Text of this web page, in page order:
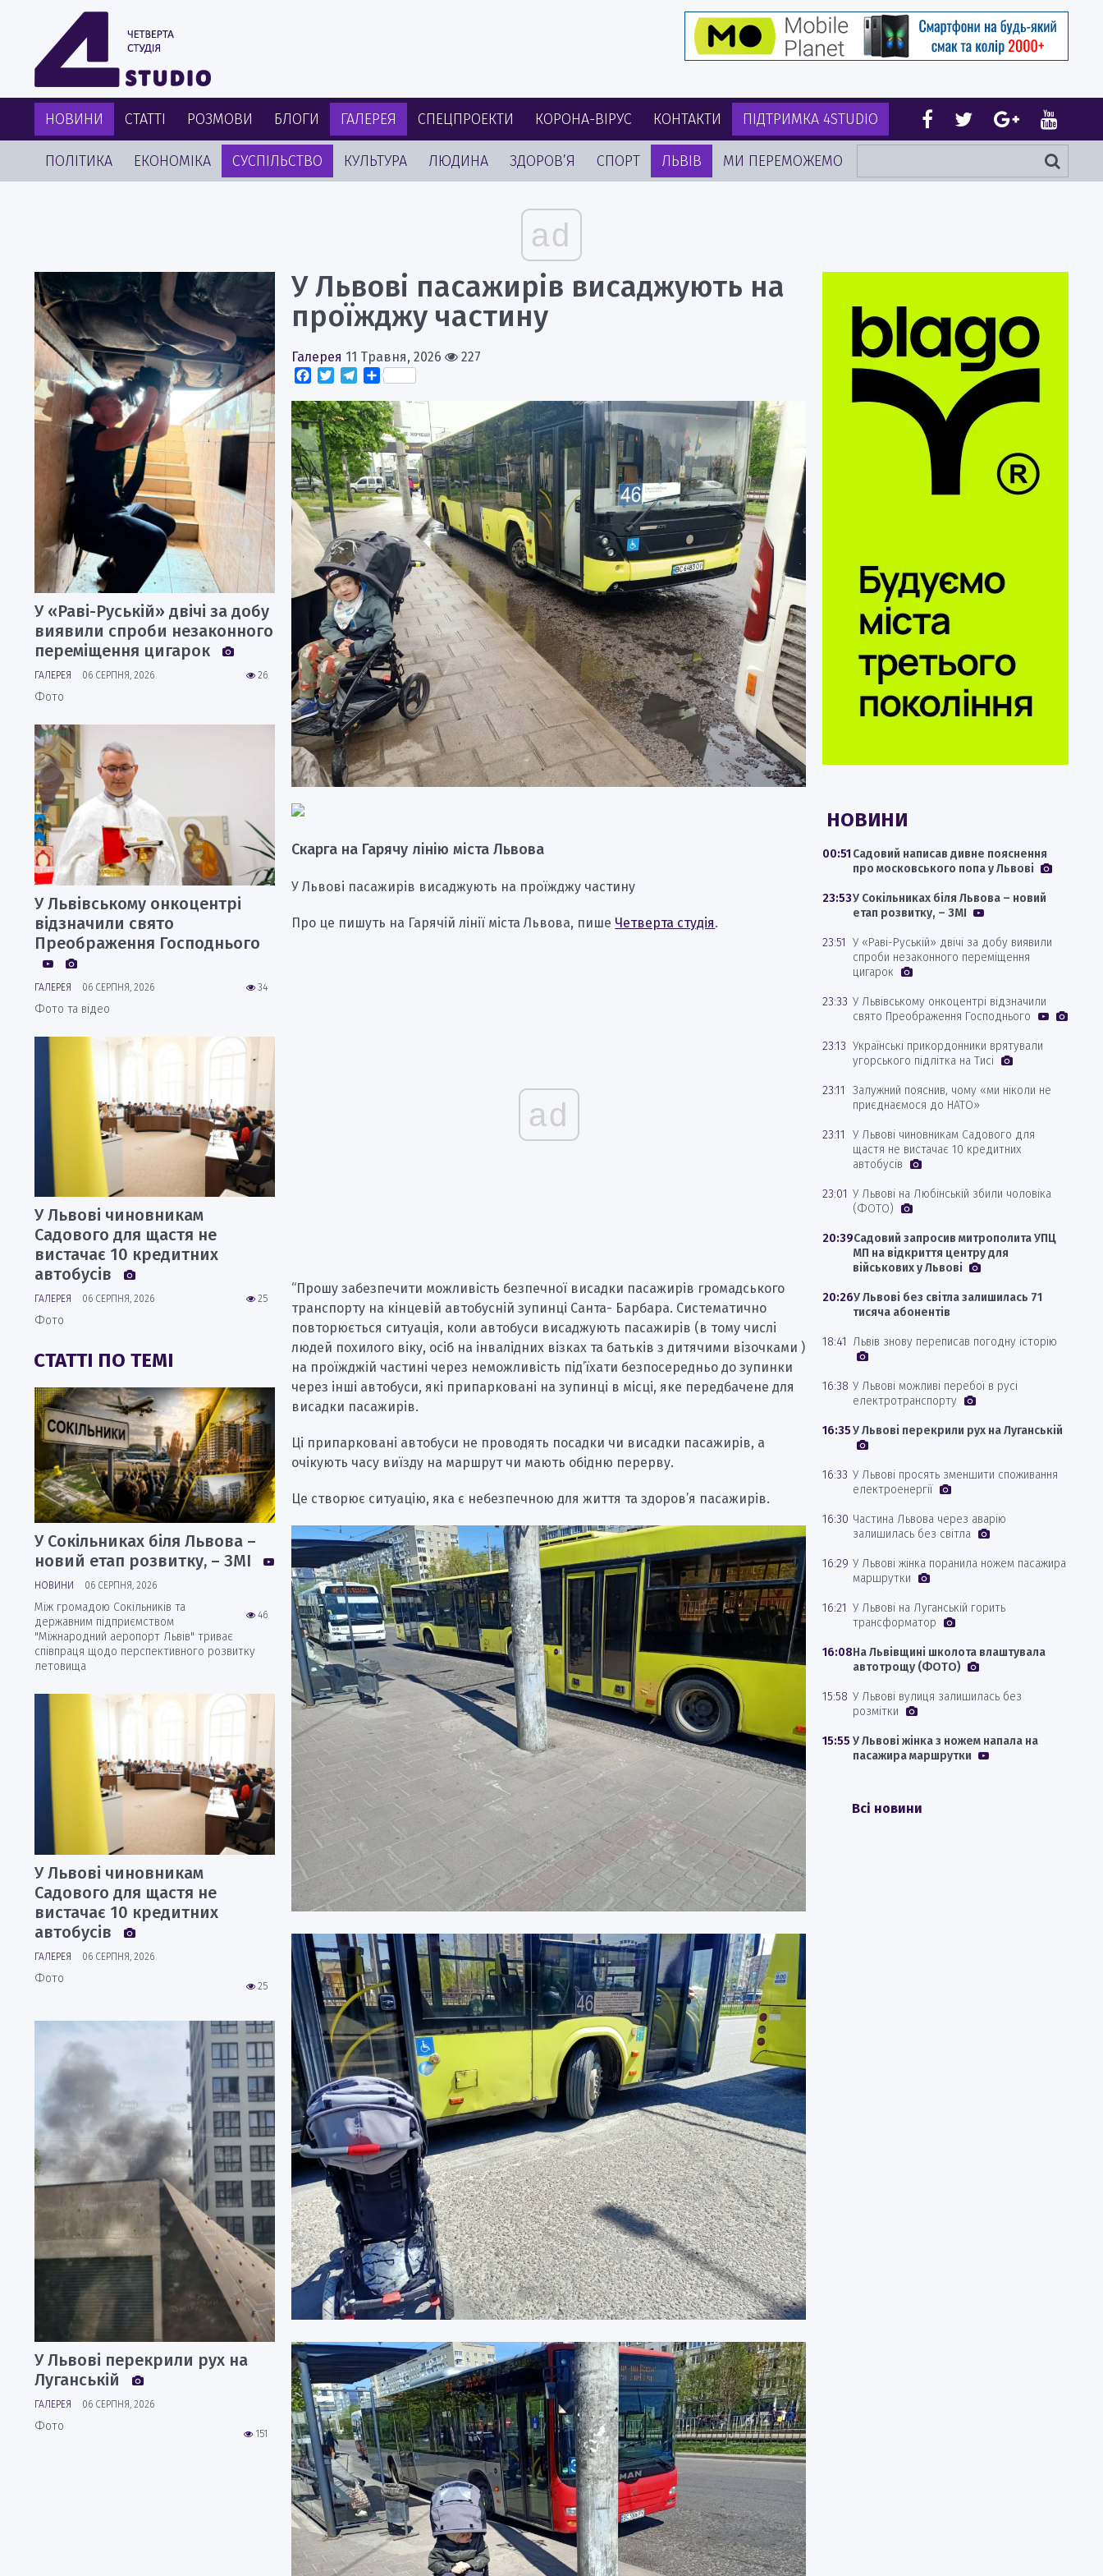
НОВИНИ СТАТТІ РОЗМОВИ БЛОГИ ГАЛЕРЕЯ СПЕЦПРОЕКТИ КОРОНА-ВІРУС КОНТАКТИ ПІДТРИМКА 4STUDIO
ПОЛІТИКА ЕКОНОМІКА СУСПІЛЬСТВО КУЛЬТУРА ЛЮДИНА ЗДОРОВ’Я СПОРТ ЛЬВІВ МИ ПЕРЕМОЖЕМО
ad
У Львові пасажирів висаджують на
проїжджу частину
Галерея 11 Травня, 2026
227
Facebook
TwitterTelegram
Поділитися
Скарга на Гарячу лінію міста Львова
У Львові пасажирів висаджують на проїжджу частину
Про це пишуть на Гарячій лінії міста Львова, пише Четверта студія.
ad
“Прошу забезпечити можливість безпечної висадки пасажирів громадського
транспорту на кінцевій автобусній зупинці Санта- Барбара. Систематично
повторюється ситуація, коли автобуси висаджують пасажирів (в тому числі
людей похилого віку, осіб на інвалідних візках та батьків з дитячими візочками )
на проїжджій частині через неможливість під’їхати безпосередньо до зупинки
через інші автобуси, які припарковані на зупинці в місці, яке передбачене для
висадки пасажирів.
Ці припарковані автобуси не проводять посадки чи висадки пасажирів, а
очікують часу виїзду на маршрут чи мають обідню перерву.
Це створює ситуацію, яка є небезпечною для життя та здоров’я пасажирів.
У «Раві-Руській» двічі за добу
виявили спроби незаконного
переміщення цигарок
26
ГАЛЕРЕЯ 06 СЕРПНЯ, 2026
Фото
У Львівському онкоцентрі
відзначили свято
Преображення Господнього
34
ГАЛЕРЕЯ 06 СЕРПНЯ, 2026
Фото та відео
У Львові чиновникам
Садового для щастя не
вистачає 10 кредитних
автобусів
25
ГАЛЕРЕЯ 06 СЕРПНЯ, 2026
Фото
СТАТТІ ПО ТЕМІ
У Сокільниках біля Львова –
новий етап розвитку, – ЗМІ
НОВИНИ 06 СЕРПНЯ, 2026
46
Між громадою Сокільників та
державним підприємством
"Міжнародний аеропорт Львів" триває
співпраця щодо перспективного розвитку
летовища
У Львові чиновникам
Садового для щастя не
вистачає 10 кредитних
автобусів
ГАЛЕРЕЯ 06 СЕРПНЯ, 2026
25
Фото
У Львові перекрили рух на
Луганській
ГАЛЕРЕЯ 06 СЕРПНЯ, 2026
151
Фото
НОВИНИ
00:51 Садовий написав дивне пояснення
про московського попа у Львові
23:53У Сокільниках біля Львова – новий
етап розвитку, – ЗМІ
23:51 У «Раві-Руській» двічі за добу виявили
спроби незаконного переміщення
цигарок
23:33 У Львівському онкоцентрі відзначили
свято Преображення Господнього
23:13 Українські прикордонники врятували
угорського підлітка на Тисі
23:11
Залужний пояснив, чому «ми ніколи не
приєднаємося до НАТО»
23:11
У Львові чиновникам Садового для
щастя не вистачає 10 кредитних
автобусів
23:01 У Львові на Любінській збили чоловіка
(ФОТО)
20:39Садовий запросив митрополита УПЦ
МП на відкриття центру для
військових у Львові
20:26У Львові без світла залишилась 71
тисяча абонентів
18:41 Львів знову переписав погодну історію
16:38 У Львові можливі перебої в русі
електротранспорту
16:35У Львові перекрили рух на Луганській
16:33 У Львові просять зменшити споживання
електроенергії
16:30 Частина Львова через аварію
залишилась без світла
16:29 У Львові жінка поранила ножем пасажира
маршрутки
16:21 У Львові на Луганській горить
трансформатор
16:08На Львівщині школота влаштувала
автотрощу (ФОТО)
15:58 У Львові вулиця залишилась без
розмітки
15:55 У Львові жінка з ножем напала на
пасажира маршрутки
Всі новини